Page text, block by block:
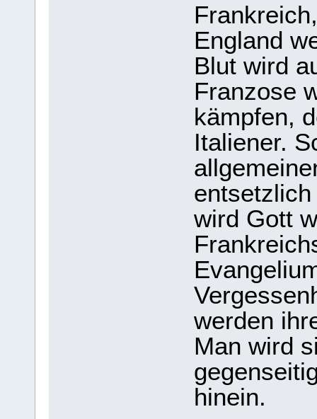
England
Blut wird
Franzose
kämpfen,
Italiener.
wird Gott
werden
Man wird
hinein.